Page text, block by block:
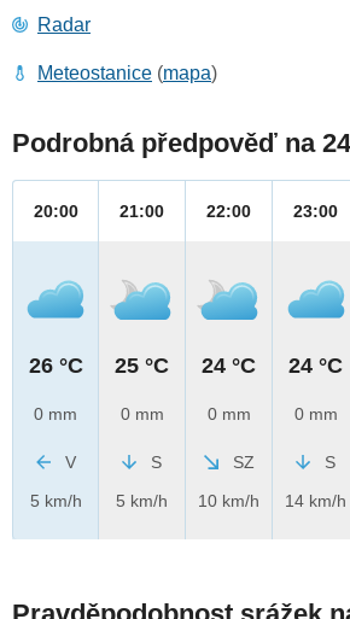
Radar
Meteostanice (mapa)
Podrobná předpověď na
20:00
26 °C
0 mm
V
5 km/h
21:00
25 °C
0 mm
S
5 km/h
22:00
24 °C
0 mm
SZ
10 km/h
23:00
24 °C
0 mm
S
14 km/h